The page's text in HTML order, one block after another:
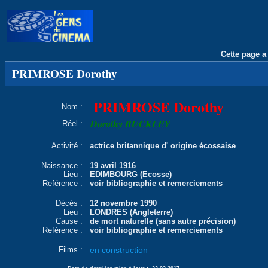
Cette page
PRIMROSE Dorothy
Nom : PRIMROSE Dorothy
Réel : Dorothy BUCKLEY
Activité : actrice britannique d' origine écossaise
Naissance :
19 avril 1916
Lieu :
EDIMBOURG (Ecosse)
Reférence :
voir bibliographie et remerciements
Décès :
12 novembre 1990
Lieu :
LONDRES (Angleterre)
Cause :
de mort naturelle (sans autre précision)
Reférence :
voir bibliographie et remerciements
Films : en construction